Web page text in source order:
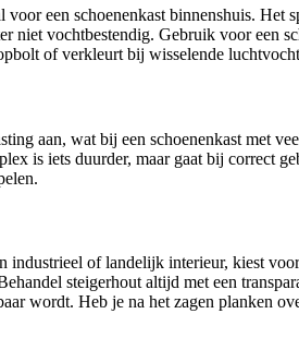
een schoenenkast binnenshuis.
niet vochtbestendig. Gebruik voor een
of verkleurt bij wisselende
aan, wat bij een schoenenkast met
is iets duurder, maar gaat bij correct
industrieel of landelijk interieur, kiest
steigerhout altijd met een
wordt. Heb je na het zagen planken